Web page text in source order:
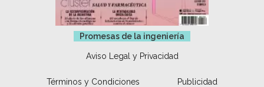
Promesas de la ingeniería
Aviso Legal y Privacidad
Términos y Condiciones Publicidad